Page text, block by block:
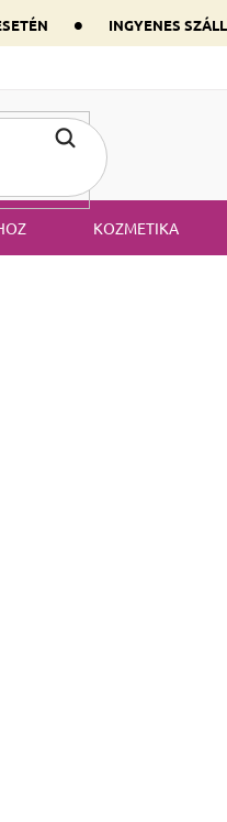
• INGYENES
KOZMETIKA